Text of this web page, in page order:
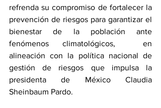
refrenda su compromiso de fortalecer la
prevención de riesgos para garantizar el
bienestar de la población ante
fenómenos climatológicos,  en
alineación con la política nacional de
gestión de riesgos que impulsa la
presidenta de México Claudia
Sheinbaum Pardo.